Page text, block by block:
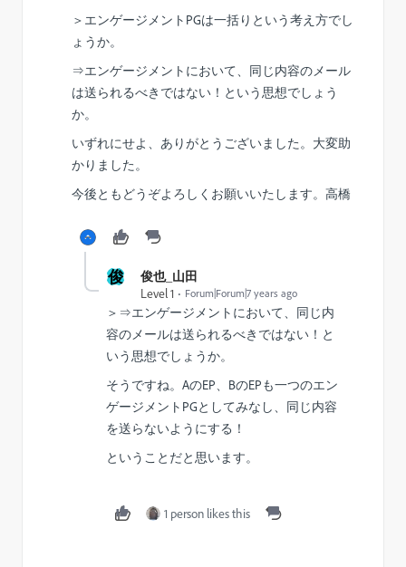
＞エンゲージメントPGは一括りという考え方でし
ょうか。
⇒エンゲージメントにおいて、同じ内容のメール
は送られるべきではない！という思想でしょう
か。
いずれにせよ、ありがとうございました。大変助
かりました。
今後ともどうぞよろしくお願いいたします。高橋
俊
俊也_山田
Level 1
Forum|Forum|7 years ago
＞⇒エンゲージメントにおいて、同じ内
容のメールは送られるべきではない！と
いう思想でしょうか。
そうですね。AのEP、BのEPも一つのエン
ゲージメントPGとしてみなし、同じ内容
を送らないようにする！
ということだと思います。
1 person likes this